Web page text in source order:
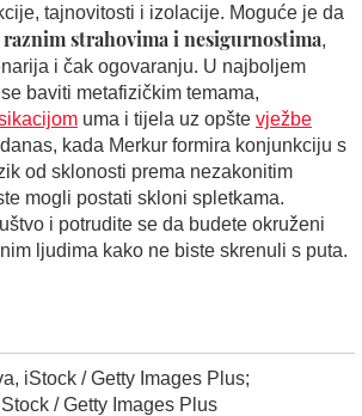
tajnovitosti i izolacije. Moguće je da
strahovima i nesigurnostima,
i čak ogovaranju. U najboljem
baviti metafizičkim temama,
uma i tijela uz opšte vježbe
kada Merkur formira konjunkciju s
od sklonosti prema nezakonitim
mogli postati skloni spletkama.
i potrudite se da budete okruženi
ljudima kako ne biste skrenuli s puta.
iStock / Getty Images Plus;
/ Getty Images Plus